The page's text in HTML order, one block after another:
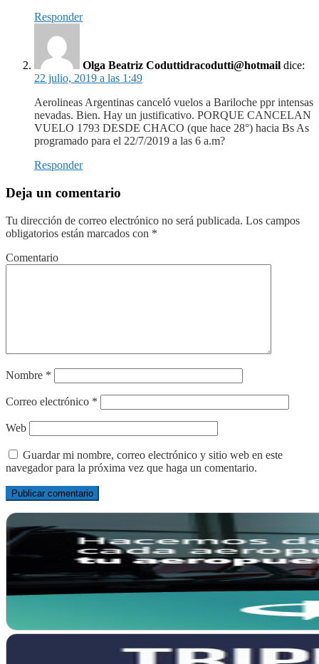
Responder
Olga Beatriz Coduttidracodutti@hotmail dice:
22 julio, 2019 a las 1:49
Aerolineas Argentinas canceló vuelos a Bariloche ppr intensas
nevadas. Bien. Hay un justificativo. PORQUE CANCELAN
VUELO 1793 DESDE CHACO (que hace 28°) hacia Bs As
programado para el 22/7/2019 a las 6 a.m?
Responder
Deja un comentario
Tu dirección de correo electrónico no será publicada. Los campos
obligatorios están marcados con *
Comentario
Nombre *
Correo electrónico *
Web
Guardar mi nombre, correo electrónico y sitio web en este
navegador para la próxima vez que haga un comentario.